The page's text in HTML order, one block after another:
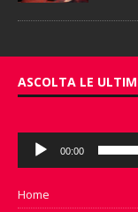
ASCOLTA LE
Audio
Player
00:00
Home